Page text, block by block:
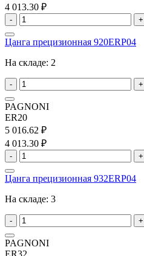
4 013.30 ₽
- +
Цанга прецизионная 920ERP04
На складе: 2
- +
PAGNONI
ER20
5 016.62 ₽
4 013.30 ₽
- +
Цанга прецизионная 932ERP04
На складе: 3
- +
PAGNONI